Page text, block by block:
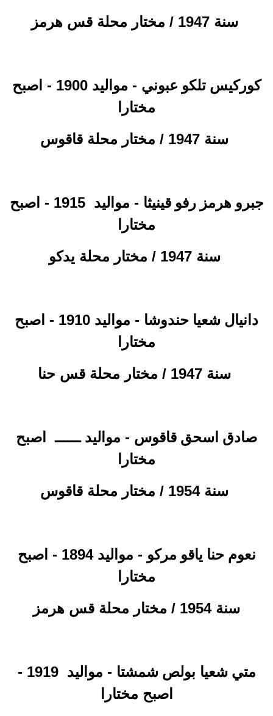
سنة 1947 / مختار محلة قس هرمز
كوركيس تلكو عبوني
- مواليد 1900 - اصبح
مختارا
سنة 1947 / مختار محلة قاقوس
جبرو هرمز رفو قينيثا - مواليد
1915 - اصبح
مختارا
سنة 1947 / مختار محلة يدكو
دانيال شعيا حندوشا
- مواليد 1910 - اصبح
مختارا
سنة 1947 / مختار محلة قس حنا
صادق اسحق قاقوس - مواليد ــــــ
اصبح
مختارا
سنة 1954 / مختار محلة قاقوس
نعوم حنا ياقو مركو
- مواليد 1894 - اصبح
مختارا
سنة 1954 / مختار محلة قس هرمز
متي شعيا بولص شمشتا - مواليد
1919 -
اصبح مختارا